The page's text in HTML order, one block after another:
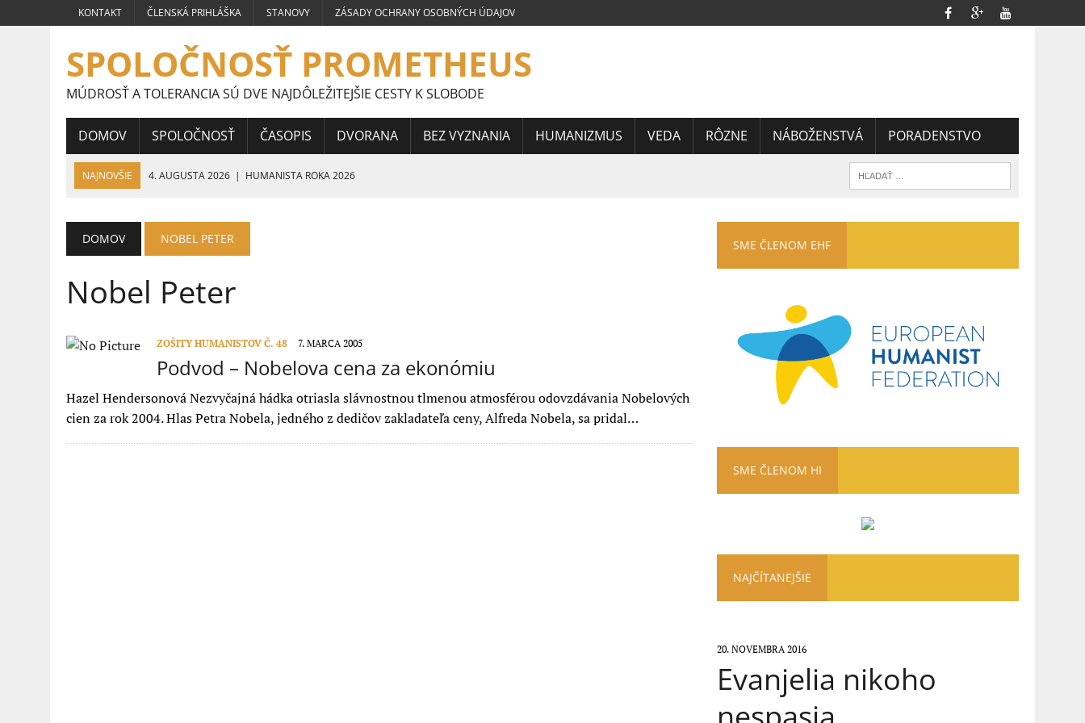
KONTAKT ČLENSKÁ PRIHLÁŠKA STANOVY ZÁSADY OCHRANY OSOBNÝCH ÚDAJOV
SPOLOČNOSŤ PROMETHEUS
MÚDROSŤ A TOLERANCIA SÚ DVE NAJDÔLEŽITEJŠIE CESTY K SLOBODE
DOMOV SPOLOČNOSŤ ČASOPIS DVORANA BEZ VYZNANIA HUMANIZMUS VEDA RÔZNE NÁBOŽENSTVÁ PORADENSTVO
NAJNOVŠIE 4. AUGUSTA 2026 | HUMANISTA ROKA 2026
16. JÚLA 2026 | VÍŤAZNÉ PRÁCE ŠTUDENTOV STREDNÝCH ŠKÔL CELOSLOVENSKEJ SÚŤAŽE ESEJÍ JÁNA HORÁRIKA 2026 – 3.
9. JÚLA 2026
|
VÍŤAZNÉ PRÁCE ŠTUDENTOV STREDNÝCH ŠKÔL CELOSLOVENSKEJ SÚŤAŽE ESEJÍ JÁNA HORÁRIKA 2026 – 2.
DOMOV NOBEL PETER
Nobel Peter
ZOŠITY HUMANISTOV Č. 48 7. MARCA 2005
Podvod – Nobelova cena za ekonómiu
Hazel Hendersonová Nezvyčajná hádka otriasla slávnostnou tlmenou atmosférou odovzdávania Nobelových
cien za rok 2004. Hlas Petra Nobela, jedného z dedičov zakladateľa ceny, Alfreda Nobela, sa pridal…
SME ČLENOM EHF
SME ČLENOM HI
NAJČÍTANEJŠIE
20. NOVEMBRA 2016
Evanjelia nikoho